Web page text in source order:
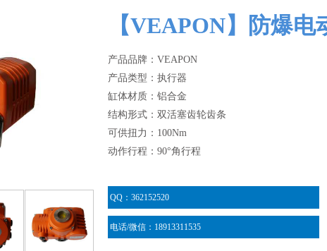
【VEAPON】防爆电
产品品牌：VEAPON
产品类型：执行器
缸体材质：铝合金
结构形式：双活塞齿轮齿条
可供扭力：100Nm
动作行程：90°角行程
QQ：362152520
电话/微信：18913311535